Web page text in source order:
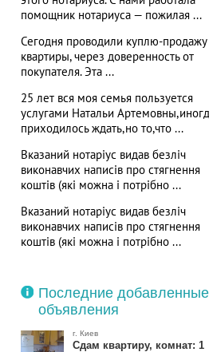
помощник нотариуса — пожилая ...
Сегодня проводили куплю-продажу
квартиры, через доверенность от
покупателя. Эта ...
25 лет вся моя семья пользуется
услугами Натальи
приходилось ждать,но то,что ...
Вказаний нотаріус видав безліч
виконавчих написів про стягнення
коштів (які можна і потрібно ...
Вказаний нотаріус видав безліч
виконавчих написів про стягнення
коштів (які можна і потрібно ...
Последние добавленные
объявления
г. Киев
Сдам квартиру, комнат: 1